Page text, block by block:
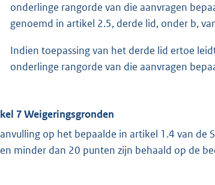
onderlinge rangorde van die aanvragen
genoemd in artikel 2.5, derde lid, onder b,
Indien toepassing van het derde lid ertoe
onderlinge rangorde van die aanvragen
7 Weigeringsgronden
op het bepaalde in artikel 1.4 van de
minder dan 20 punten zijn behaald op de